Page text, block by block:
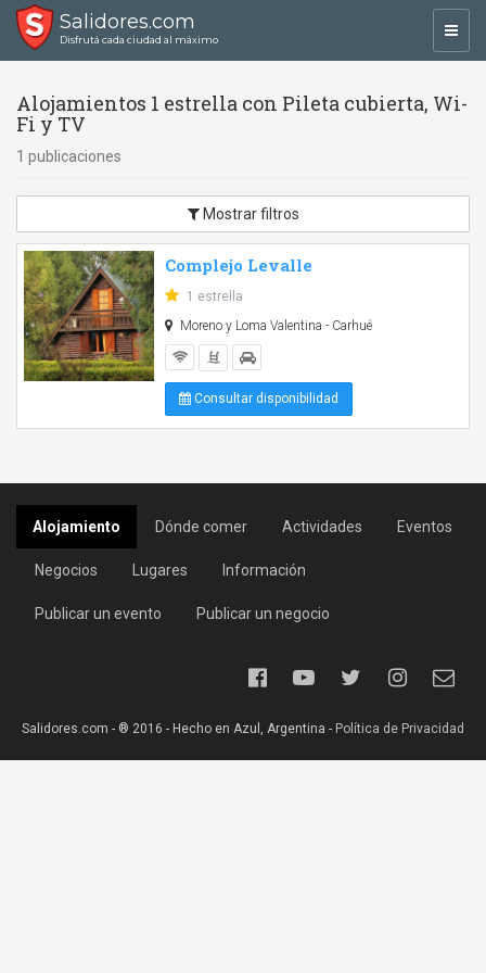
Salidores.com
Disfrutá cada ciudad al máximo
Alojamientos 1 estrella con Pileta cubierta, Wi-
Fi y TV
1 publicaciones
Mostrar filtros
Complejo Levalle
1 estrella
Moreno y Loma Valentina - Carhué
Consultar disponibilidad
Alojamiento Dónde comer Actividades Eventos
Negocios Lugares Información
Publicar un evento Publicar un negocio
Salidores.com - ® 2016 - Hecho en Azul, Argentina - Política de Privacidad